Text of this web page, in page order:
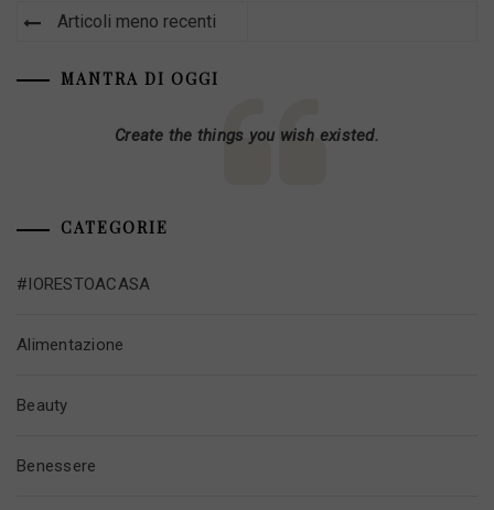
Navigazione
Articoli meno recenti
MANTRA DI OGGI
Create the things you wish existed.
CATEGORIE
#IORESTOACASA
Alimentazione
Beauty
Benessere